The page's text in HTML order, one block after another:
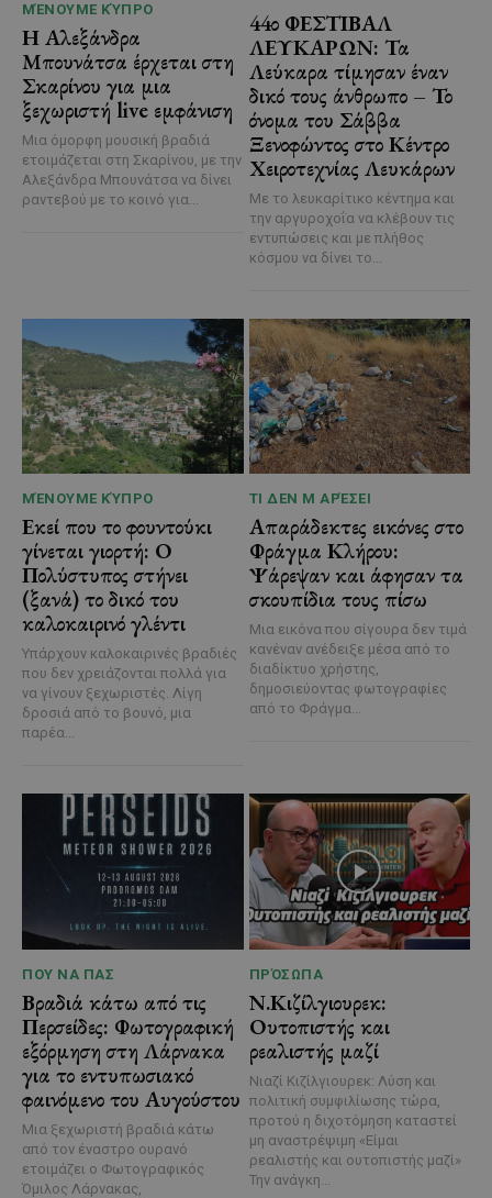
ΜΈΝΟΥΜΕ ΚΎΠΡΟ
Η Αλεξάνδρα
Μπουνάτσα έρχεται στη
Σκαρίνου για μια
ξεχωριστή live εμφάνιση
Μια όμορφη μουσική βραδιά
ετοιμάζεται στη Σκαρίνου, με την
Αλεξάνδρα Μπουνάτσα να δίνει
ραντεβού με το κοινό για...
44ο ΦΕΣΤΙΒΑΛ
ΛΕΥΚΑΡΩΝ: Τα
Λεύκαρα τίμησαν έναν
δικό τους άνθρωπο – Το
όνομα του Σάββα
Ξενοφώντος στο Κέντρο
Χειροτεχνίας Λευκάρων
Με το λευκαρίτικο κέντημα και
την αργυροχοΐα να κλέβουν τις
εντυπώσεις και με πλήθος
κόσμου να δίνει το...
ΜΈΝΟΥΜΕ ΚΎΠΡΟ
Εκεί που το φουντούκι
γίνεται γιορτή: Ο
Πολύστυπος στήνει
(ξανά) το δικό του
καλοκαιρινό γλέντι
Υπάρχουν καλοκαιρινές βραδιές
που δεν χρειάζονται πολλά για
να γίνουν ξεχωριστές. Λίγη
δροσιά από το βουνό, μια
παρέα...
ΤΙ ΔΕΝ Μ ΑΡΈΣΕΙ
Απαράδεκτες εικόνες στο
Φράγμα Κλήρου:
Ψάρεψαν και άφησαν τα
σκουπίδια τους πίσω
Μια εικόνα που σίγουρα δεν τιμά
κανέναν ανέδειξε μέσα από το
διαδίκτυο χρήστης,
δημοσιεύοντας φωτογραφίες
από το Φράγμα...
ΠΟΥ ΝΑ ΠΑΣ
Βραδιά κάτω από τις
Περσείδες: Φωτογραφική
εξόρμηση στη Λάρνακα
για το εντυπωσιακό
φαινόμενο του Αυγούστου
Μια ξεχωριστή βραδιά κάτω
από τον έναστρο ουρανό
ετοιμάζει ο Φωτογραφικός
Όμιλος Λάρνακας,
ΠΡΌΣΩΠΑ
Ν.Κιζίλγιουρεκ:
Ουτοπιστής και
ρεαλιστής μαζί
Νιαζί Κιζίλγιουρεκ: Λύση και
πολιτική συμφιλίωσης τώρα,
προτού η διχοτόμηση καταστεί
μη αναστρέψιμη «Είμαι
ρεαλιστής και ουτοπιστής μαζί»
Την ανάγκη...